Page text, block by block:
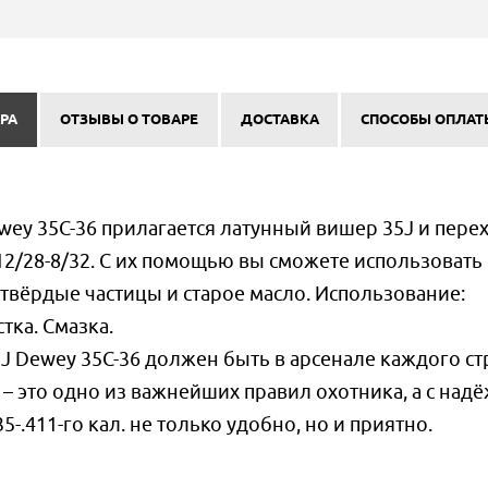
ОТЗЫВЫ О ТОВАРЕ ДОСТАВКА СПОСОБЫ
35C-36 прилагается латунный вишер 35J и
28-8/32. С их помощью вы сможете использовать
частицы и старое масло. Использование:
Смазка.
35C-36 должен быть в арсенале каждого
это одно из важнейших правил охотника, а с
.411-го кал. не только удобно, но и приятно.